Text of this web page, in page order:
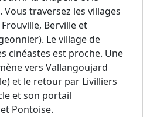
traversez les villages
Berville et
Le village de
cinéastes est proche. Une
vers Vallangoujard
et le retour par Livilliers
et son portail
Pontoise.